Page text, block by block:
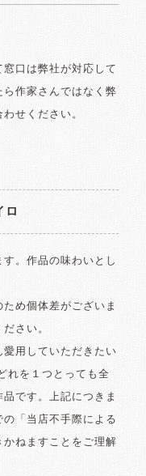
口は弊社が対応して
作家さんではなく弊
せください。
ロ
。作品の味わいとし
め個体差がございま
さい。
用していただきたい
れを１つとっても全
です。上記につきま
「当店不手際による
ねますことをご理解